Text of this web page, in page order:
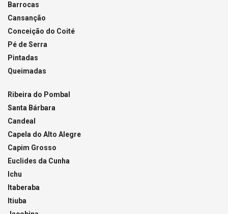
Barrocas
Cansanção
Conceição do Coité
Pé de Serra
Pintadas
Queimadas
Ribeira do Pombal
Santa Bárbara
Candeal
Capela do Alto Alegre
Capim Grosso
Euclides da Cunha
Ichu
Itaberaba
Itiuba